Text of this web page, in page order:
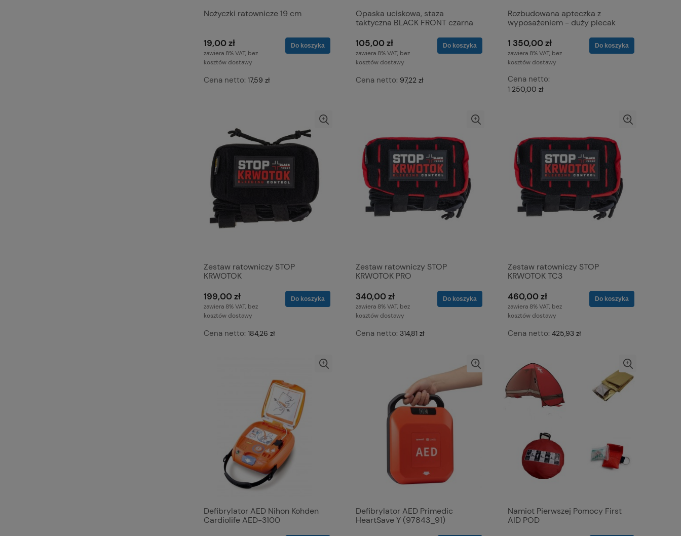
Nożyczki ratownicze 19 cm
19,00 zł
zawiera 8% VAT, bez
kosztów dostawy
Cena netto: 17,59 zł
Do koszyka
Opaska uciskowa, staza
taktyczna BLACK FRONT czarna
105,00 zł
zawiera 8% VAT, bez
kosztów dostawy
Cena netto: 97,22 zł
Do koszyka
Rozbudowana apteczka z
wyposażeniem - duży plecak
1 350,00 zł
zawiera 8% VAT, bez
kosztów dostawy
Cena netto:
1 250,00 zł
Do koszyka
Zestaw ratowniczy STOP
KRWOTOK
199,00 zł
zawiera 8% VAT, bez
kosztów dostawy
Cena netto: 184,26 zł
Do koszyka
Zestaw ratowniczy STOP
KRWOTOK PRO
340,00 zł
zawiera 8% VAT, bez
kosztów dostawy
Cena netto: 314,81 zł
Do koszyka
Zestaw ratowniczy STOP
KRWOTOK TC3
460,00 zł
zawiera 8% VAT, bez
kosztów dostawy
Cena netto: 425,93 zł
Do koszyka
Defibrylator AED Nihon Kohden
Cardiolife AED-3100
Defibrylator AED Primedic
HeartSave Y (97843_91)
Namiot Pierwszej Pomocy First
AID POD